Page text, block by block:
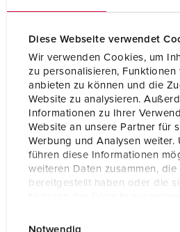
Diese Webseite verwendet
Wir verwenden Cookies, um
zu personalisieren, Funktionen
anbieten zu können und die
Website zu analysieren.
Informationen zu Ihrer
Website an unsere Partner für
Werbung und Analysen weiter.
führen diese Informationen
weiteren Daten zusammen, die
bereitgestellt haben oder die
Notwendig
Shutter
Weight
Certifications